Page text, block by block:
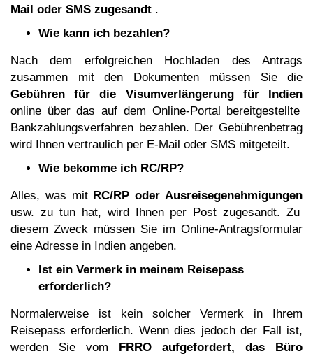
Mail oder SMS zugesandt .
Wie kann ich bezahlen?
Nach dem erfolgreichen Hochladen des Antrags
zusammen mit den Dokumenten müssen Sie die
Gebühren für die Visumverlängerung für Indien
online über das auf dem Online-Portal bereitgestellte
Bankzahlungsverfahren bezahlen. Der Gebührenbetrag
wird Ihnen vertraulich per E-Mail oder SMS mitgeteilt.
Wie bekomme ich RC/RP?
Alles, was mit RC/RP oder Ausreisegenehmigungen
usw. zu tun hat, wird Ihnen per Post zugesandt. Zu
diesem Zweck müssen Sie im Online-Antragsformular
eine Adresse in Indien angeben.
Ist ein Vermerk in meinem Reisepass
erforderlich?
Normalerweise ist kein solcher Vermerk in Ihrem
Reisepass erforderlich. Wenn dies jedoch der Fall ist,
werden Sie vom FRRO aufgefordert, das Büro